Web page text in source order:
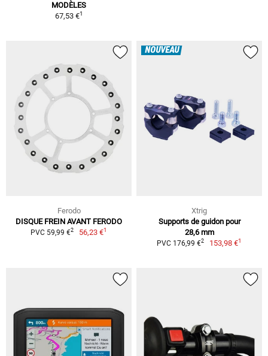
MODÈLES
67,53 €1
Ferodo
DISQUE FREIN AVANT FERODO
PVC 59,99 €2 56,23 €1
NOUVEAU
Xtrig
Supports de guidon pour
28,6 mm
PVC 176,99 €2 153,98 €1